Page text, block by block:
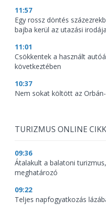
11:57
Egy rossz döntés
bajba kerül az utazási
11:01
Csökkentek a használt
következtében
10:37
Nem sokat költött az
TURIZMUS ONLINE
09:36
Átalakult a balatoni
meghatározó
09:22
Teljes napfogyatkozás